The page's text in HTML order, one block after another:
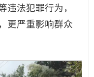
违法犯罪行为，
更严重影响群众